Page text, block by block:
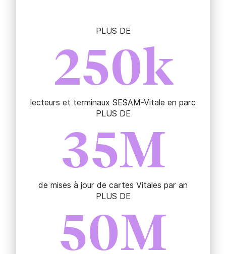
PLUS DE
250k
lecteurs et terminaux SESAM-Vitale en parc
PLUS DE
35M
de mises à jour de cartes Vitales par an
PLUS DE
50M